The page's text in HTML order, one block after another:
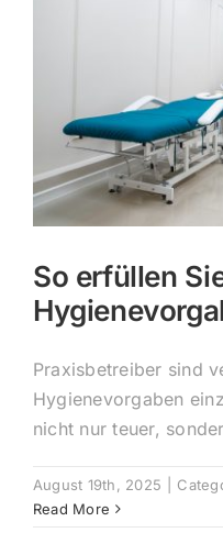
So erfüllen
Praxisbetreiber sind
Hygienevorgaben
nicht nur teuer,
August 19th, 2025
Read More